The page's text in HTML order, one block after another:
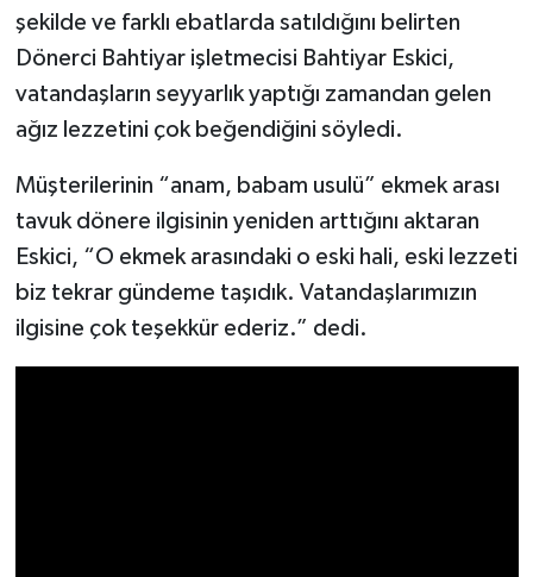
şekilde ve farklı ebatlarda satıldığını belirten
Dönerci Bahtiyar işletmecisi Bahtiyar Eskici,
vatandaşların seyyarlık yaptığı zamandan gelen
ağız lezzetini çok beğendiğini söyledi.
Müşterilerinin “anam, babam usulü” ekmek arası
tavuk dönere ilgisinin yeniden arttığını aktaran
Eskici, “O ekmek arasındaki o eski hali, eski lezzeti
biz tekrar gündeme taşıdık. Vatandaşlarımızın
ilgisine çok teşekkür ederiz.” dedi.
Magazin
Otomobil
Politika
Rüya Tabirleri